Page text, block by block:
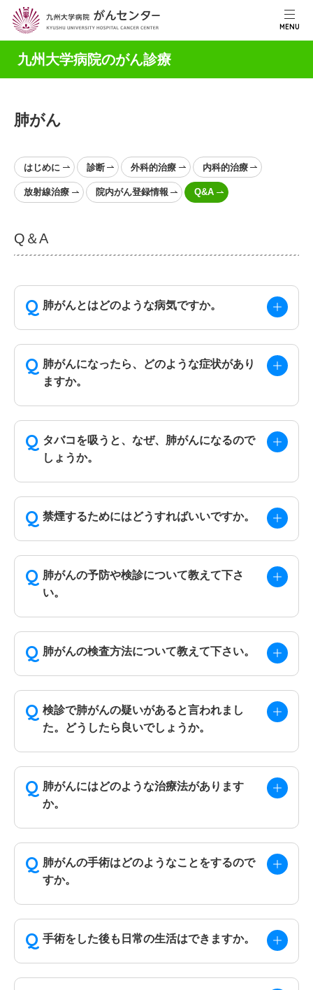
MENU
九州大学病院のがん診療
肺がん
はじめに 診断 外科的治療 内科的治療
放射線治療 院内がん登録情報 Q&A
Q＆A
肺がんとはどのような病気ですか。
肺がんになったら、どのような症状があり
ますか。
タバコを吸うと、なぜ、肺がんになるので
しょうか。
禁煙するためにはどうすればいいですか。
肺がんの予防や検診について教えて下さ
い。
肺がんの検査方法について教えて下さい。
検診で肺がんの疑いがあると言われまし
た。どうしたら良いでしょうか。
肺がんにはどのような治療法があります
か。
肺がんの手術はどのようなことをするので
すか。
手術をした後も日常の生活はできますか。